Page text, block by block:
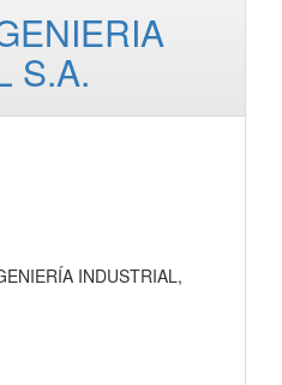
S.A.
INDUSTRIAL,